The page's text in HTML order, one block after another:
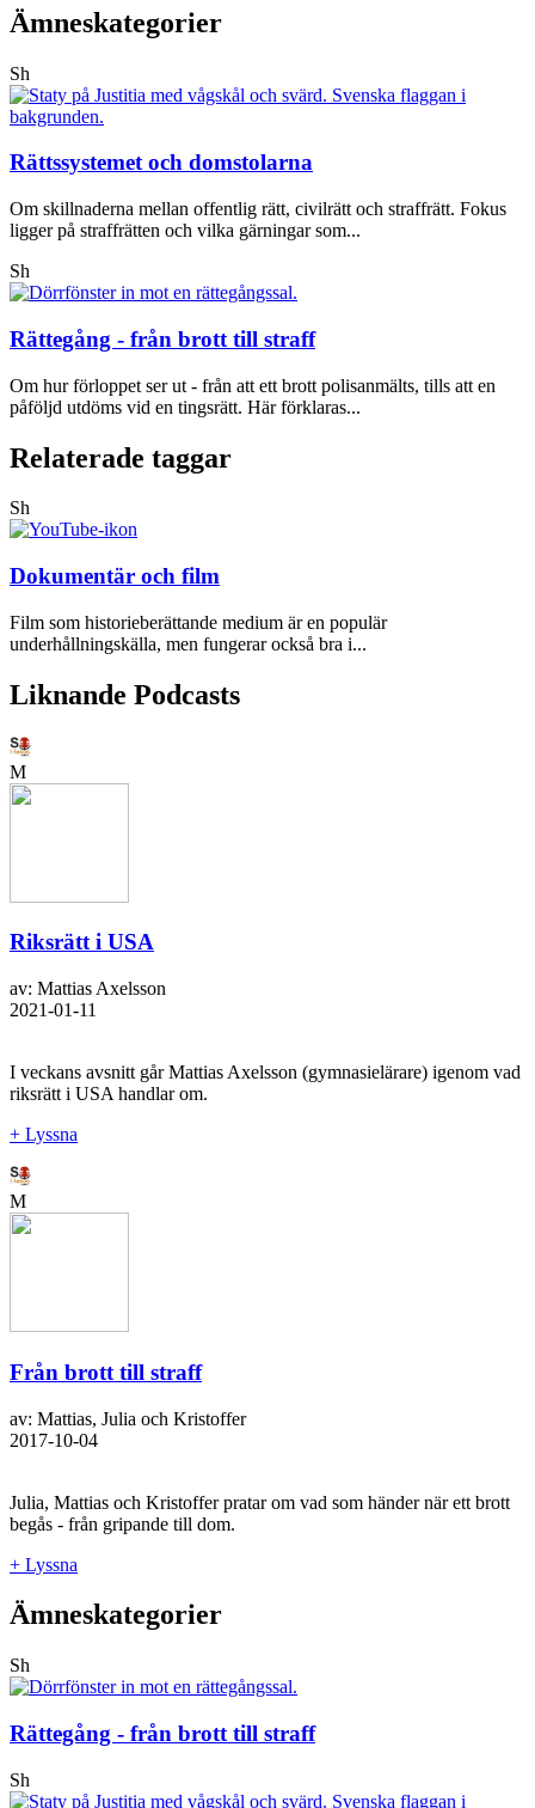
Ämneskategorier
Sh
Rättssystemet och domstolarna
Om skillnaderna mellan offentlig rätt, civilrätt och straffrätt. Fokus
ligger på straffrätten och vilka gärningar som...
Sh
Rättegång - från brott till straff
Om hur förloppet ser ut - från att ett brott polisanmälts, tills att en
påföljd utdöms vid en tingsrätt. Här förklaras...
Relaterade taggar
Sh
Dokumentär och film
Film som historieberättande medium är en populär
underhållningskälla, men fungerar också bra i...
Liknande Podcasts
M
Riksrätt i USA
av: Mattias Axelsson
2021-01-11
I veckans avsnitt går Mattias Axelsson (gymnasielärare) igenom vad
riksrätt i USA handlar om.
+ Lyssna
M
Från brott till straff
av: Mattias, Julia och Kristoffer
2017-10-04
Julia, Mattias och Kristoffer pratar om vad som händer när ett brott
begås - från gripande till dom.
+ Lyssna
Ämneskategorier
Sh
Rättegång - från brott till straff
Sh